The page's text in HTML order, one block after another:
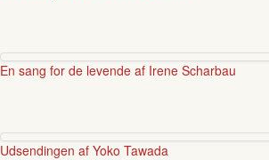
En sang for de levende af Irene Scharbau
Udsendingen af Yoko Tawada